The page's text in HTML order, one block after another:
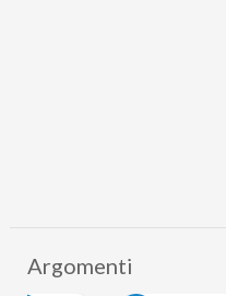
Argomenti